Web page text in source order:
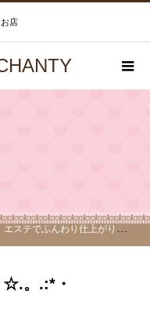
店
エステでふんわり仕上がり☆.。.:*・
☆.。.:*・